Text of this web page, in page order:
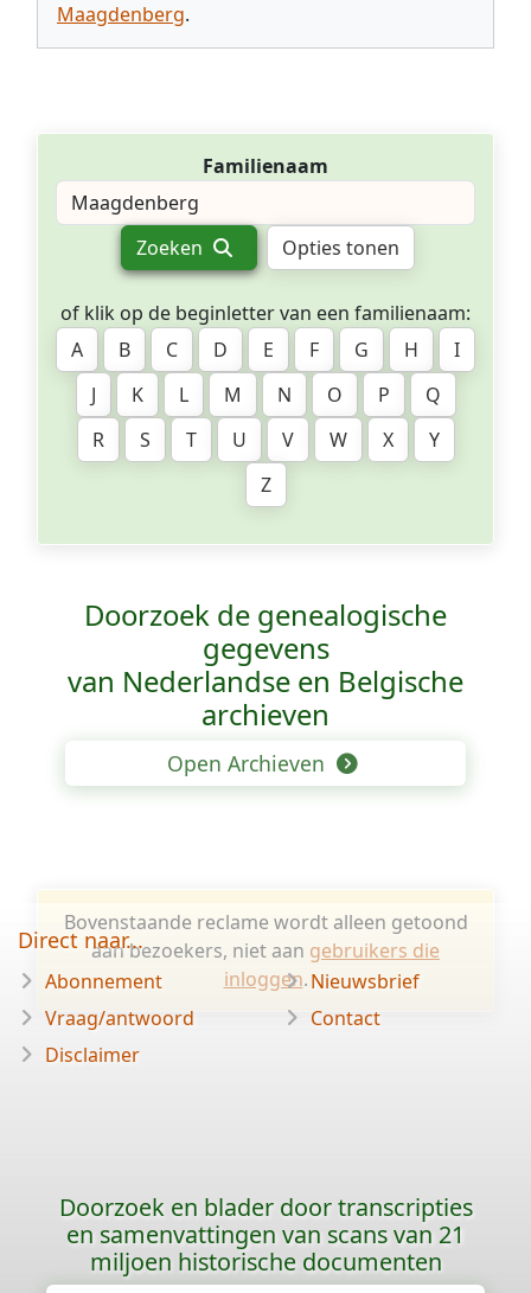
Maagdenberg.
Familienaam
Zoeken Opties tonen
of klik op de beginletter van een familienaam:
A
B C D E F G H
I
J
K L M N O P
Q
R
S T U V W X
Y
Z
Doorzoek de genealogische
gegevens
van Nederlandse en Belgische
archieven
Open Archieven
Bovenstaande reclame wordt alleen getoond
aan bezoekers, niet aan gebruikers die
inloggen.
Direct naar...
Abonnement
Vraag/antwoord
Disclaimer
Nieuwsbrief
Contact
Doorzoek en blader door transcripties
en samenvattingen van scans van 21
miljoen historische documenten